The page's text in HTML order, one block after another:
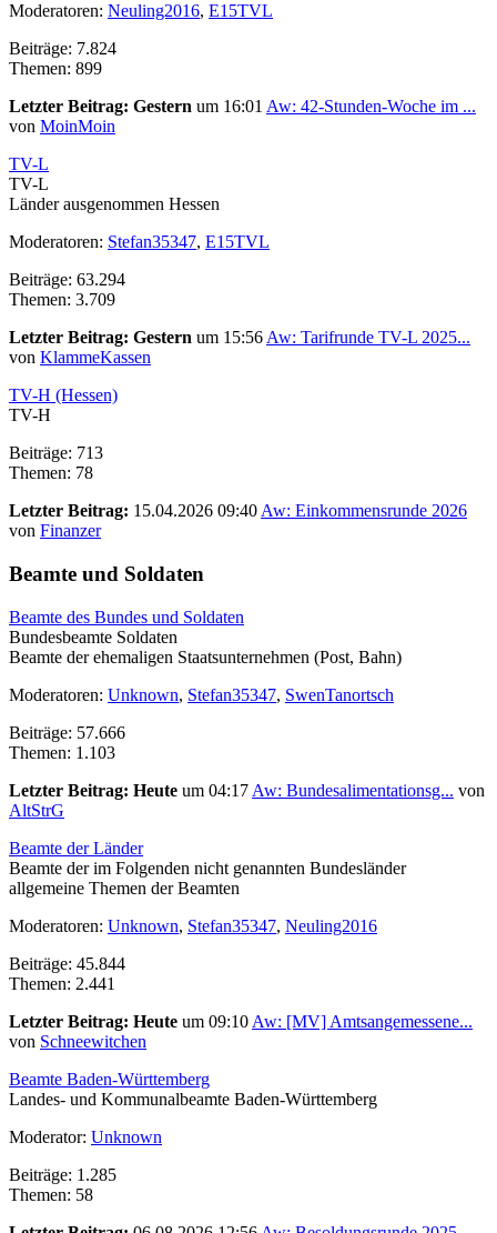
Moderatoren: Neuling2016, E15TVL
Beiträge: 7.824
Themen: 899
Letzter Beitrag: Gestern um 16:01 Aw: 42-Stunden-Woche im ...
von MoinMoin
TV-L
TV-L
Länder ausgenommen Hessen
Moderatoren: Stefan35347, E15TVL
Beiträge: 63.294
Themen: 3.709
Letzter Beitrag: Gestern um 15:56 Aw: Tarifrunde TV-L 2025...
von KlammeKassen
TV-H (Hessen)
TV-H
Beiträge: 713
Themen: 78
Letzter Beitrag: 15.04.2026 09:40 Aw: Einkommensrunde 2026
von Finanzer
Beamte und Soldaten
Beamte des Bundes und Soldaten
Bundesbeamte Soldaten
Beamte der ehemaligen Staatsunternehmen (Post, Bahn)
Moderatoren: Unknown, Stefan35347, SwenTanortsch
Beiträge: 57.666
Themen: 1.103
Letzter Beitrag: Heute um 04:17 Aw: Bundesalimentationsg... von
AltStrG
Beamte der Länder
Beamte der im Folgenden nicht genannten Bundesländer
allgemeine Themen der Beamten
Moderatoren: Unknown, Stefan35347, Neuling2016
Beiträge: 45.844
Themen: 2.441
Letzter Beitrag: Heute um 09:10 Aw: [MV] Amtsangemessene...
von Schneewitchen
Beamte Baden-Württemberg
Landes- und Kommunalbeamte Baden-Württemberg
Moderator: Unknown
Beiträge: 1.285
Themen: 58